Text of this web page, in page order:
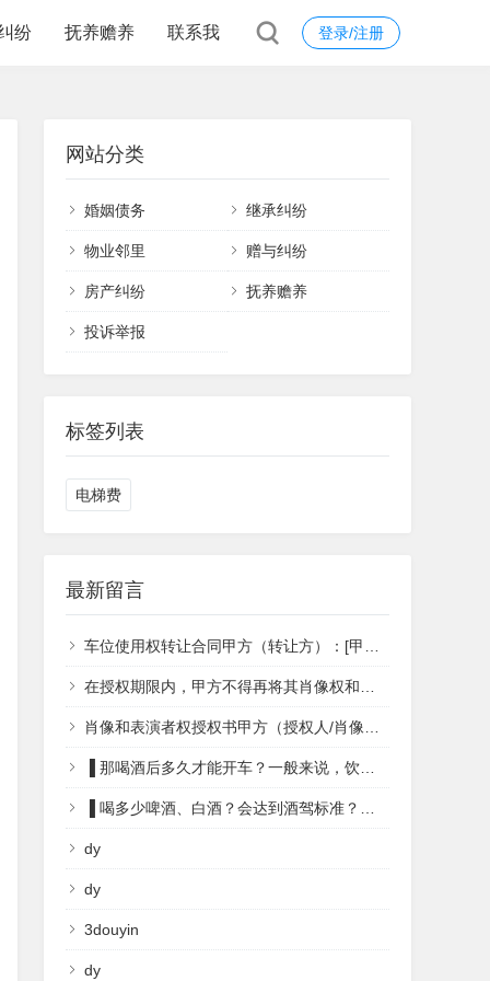
登录/注册
纷 抚养赡养 联系我
网站分类
婚姻债务 继承纠纷
物业邻里 赠与纠纷
房产纠纷 抚养赡养
投诉举报
标签列表
电梯费
最新留言
车位使用权转让合同甲方（转让方）：[甲方姓名]身份证号码：[甲方身份证号]地址：[甲方地址]乙方（受让方）：[乙方姓名]身份证号码：[乙方身份证号]地址：[乙方地址]鉴于甲方是某小区（或停车场名称）的合法车位使用权人，现甲乙双方经友好协商，就甲方将其车位使用权转让给乙方事宜，达成如下协议：一、车位基本情况车位位置：[车位具体位置]车位编号：[车位编号]车位面积：[车位面积]二、转让内容甲方同意将其拥有的上述车位使用权转让给乙方，乙方同意受让该车位使用权。车位使用权转让后，乙方享有对该车位的合法使用权，并承担相关责任和义务。三、转让价款及支付方式双方约定，车位使用权转让价款为人民币[金额]元（大写：[金额汉字大写]）。乙方应于本合同签订之日起[付款期限，如：五个工作日内]将转让价款支付至甲方指定账户。四、车位交接及过户手续甲方应在收到乙方支付的转让价款后[交接期限，如：五个工作日内]将车位交付给乙方使用。甲方应协助乙方办理车位使用权过户手续，确保乙方取得合法使用权。五、违约责任若甲方未按照约定交付车位或协助办理过户手续，应承担违约责任，并赔偿乙方因此遭受的损失。若乙方未按照约定支付转让价款，应承担违约责任，并向甲方支付违约金。六、争议解决本合同在履行过程中如发生争议，双方应友好协商解决；协商不成的，任何一方均有权向合同签订地的人民法院提起诉讼。七、其他本合同一式两份，甲乙双方各执一份，自双方签字（或盖章）之日起生效。本合同未尽事宜，可由双方另行协商补充，补充协议与本合同具有同等法律效力。甲方（转让方）：[甲方亲笔签名]签订日期：[甲方签订日期]乙方（受让方）：[乙方亲笔签名]签订日期：[乙方签订日期]
在授权期限内，甲方不得再将其肖像权和表演者权授权给第三方使用，除非得到乙方的书面同意。五、违约责任如任何一方违反本合同的任何条款，守约方有权要求违约方承担违约责任，并支付因此造成的全部损失。六、争议解决本合同在履行过程中如发生争议，双方应首先通过友好协商解决；协商不成的，任何一方均有权向有管辖权的人民法院提起诉讼。七、其他本合同一式两份，甲乙双方各执一份，具有同等法律效力。本合同未尽事宜，可由双方另行协商补充。经双方协商一致，可以签订补充协议，补充协议与本合同具有同等法律效力。本合同自双方签字（或盖章）之日起生效。甲方（签字/盖章）：____________________日期：____年__月__日乙方（盖章）：____________________法定代表人（或授权代表）签字：____________________日期：____年__月__日请注意，这只是一个基本模板，并不包含所有可能的法律条款和细节。在实际应用中，应根据具体情况进行调整和完善，并请专业律师进行审查和修改。特别是关于费用、支付方式、使用范围等关键条款，应根据双方的具体需求和协商结果来填写。
肖像和表演者权授权书甲方（授权人/肖像提供者/表演者）：____________________身份证号/护照号：____________________地址：_________________________________联系电话：___________________________电子邮箱：___________________________乙方（被授权人/使用方）：____________________公司注册号/统一社会信用代码：______________地址：_________________________________联系人：___________________________联系电话：___________________________电子邮箱：___________________________鉴于甲方是肖像的合法提供者及表演者，并愿意将其肖像权和表演者权授权给乙方使用；乙方希望获得甲方的肖像和表演者权的使用权，以便在相关活动和宣传中使用。现双方经友好协商，达成以下授权协议：一、授权内容甲方同意将其肖像权和表演者权授权给乙方，允许乙方在合同约定的范围内使用甲方的肖像和表演。授权使用的具体范围包括但不限于：乙方的宣传活动、广告、商业推广、产品包装、线上线下营销等。乙方有权对甲方的肖像和表演进行合理的编辑、剪辑和处理，但应保证不损害甲方的形象和声誉。二、授权期限本授权自签署之日起生效，有效期为____年/月，至____年/月____日止。期满后如需继续使用，双方应另行协商并签订新的授权协议。三、费用与支付作为对甲方肖像权和表演者权的使用费，乙方应向甲方支付人民币____元整（大写：_________________________元整）。支付方式为：_________________________（如：一次性支付、分期支付等）。支付时间：_________________________（如：合同签署后5个工作日内支付等）。四、权利与义务甲方保证其提供的肖像和表演不侵犯任何第三方的知识产权或其他合法权益。乙方应尊重甲方的肖像权和表演者权，按照本合同的约定使用甲方的肖像和表演。乙方不得将甲方的肖像和表演用于违法、不道德或损害甲方形象和声誉的用途。在授权期限内，甲方
▐ 那喝酒后多久才能开车？一般来说，饮酒后大约10分钟，酒精就会被人体吸收进入血液，1个小时到1个半小时就达到最高峰。如果只饮一杯啤酒或饮一杯红酒，至少要经过6个小时的代谢，才能再开车；而如果是饮了低度白酒3两以上，考虑到个体和环境等差异，至少要经过20到24小时才能开车。酒精在人体内的代谢速度取决于很多因素，一般来说，酒精在体内的降解半衰期大于6小时。根据个体差异，有的代谢时间长的可能要超过10个小时甚至20个小时。注意：酒后驾车不会以司机的自我感觉作为评判标准，也不会以酒后时间长短界定，而是以人血液酒精浓度专业测试结果为标准。
▐ 喝多少啤酒、白酒？会达到酒驾标准？从人体血液中的酒精浓度变化来看，正常人喝一杯200毫升的啤酒后，酒精浓度即可达到20mg/100ml的饮酒驾驶标准。如果喝了3两低度白酒或者2瓶啤酒，酒精浓度可达80mg/100ml的醉驾标准,当然，个人体质不同，这个数字可能略有差异。
dy
dy
3douyin
dy